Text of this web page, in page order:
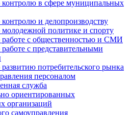
в сфере муниципальных
и делопроизводству
политике и спорту
работе с общественностью и СМИ
с представительными
потребительского рынка
персоналом
служба
ориентированных
организаций
самоуправления